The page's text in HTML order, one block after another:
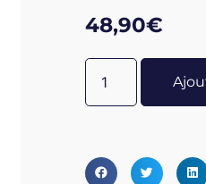
énergies et des
chakras. Pour
ou yin derrière, à
agir pendant une
préférez être
ou négatif-yin ou
48,90€